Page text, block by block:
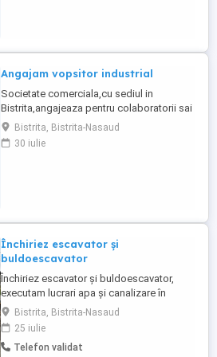
Angajam vopsitor industrial
Societate comerciala,cu sediul in
Bistrita,angajeaza pentru colaboratorii sai
din strainatate,vopsitori industriali,nu se
percepe comision
Bistrita, Bistrita-Nasaud
30 iulie
Închiriez escavator și
buldoescavator
Închiriez escavator și buldoescavator,
executam lucrari apa și canalizare în
orașul Bistrița și împrejurimi. Telefon
Bistrita, Bistrita-Nasaud
25 iulie
Telefon validat